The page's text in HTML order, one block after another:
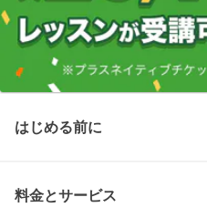
はじめる前に
料金とサービス